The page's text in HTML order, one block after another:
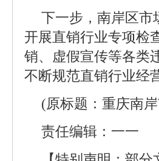
下一步，南岸区市
开展直销行业专项检
销、虚假宣传等各类
不断规范直销行业经
(原标题：重庆南
责任编辑：一一